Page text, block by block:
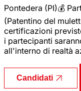
Pontedera (PI)💰
(Patentino del
certificazioni
i partecipanti
all'interno di realtà
Candidati